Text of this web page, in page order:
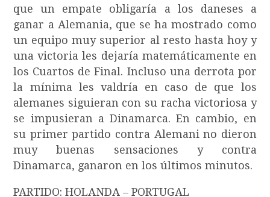
que un empate obligaría a los daneses a
ganar a Alemania, que se ha mostrado como
un equipo muy superior al resto hasta hoy y
una victoria les dejaría matemáticamente en
los Cuartos de Final. Incluso una derrota por
la mínima les valdría en caso de que los
alemanes siguieran con su racha victoriosa y
se impusieran a Dinamarca. En cambio, en
su primer partido contra Alemani no dieron
muy buenas sensaciones y contra
Dinamarca, ganaron en los últimos minutos.
PARTIDO: HOLANDA – PORTUGAL